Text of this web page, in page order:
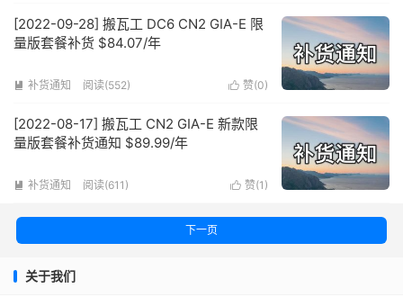
[2022-09-28] 搬瓦工 DC6 CN2 GIA-E 限
量版套餐补货 $84.07/年
 补货通知 阅读(552)  赞(0)
[2022-08-17] 搬瓦工 CN2 GIA-E 新款限
量版套餐补货通知 $89.99/年
 补货通知 阅读(611)  赞(1 )
下一页
关于我们